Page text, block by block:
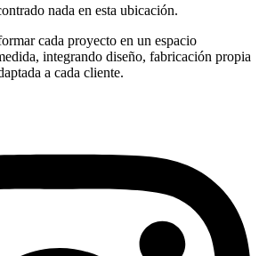
nada en esta ubicación.
cada proyecto en un espacio
integrando diseño, fabricación propia
a cada cliente.